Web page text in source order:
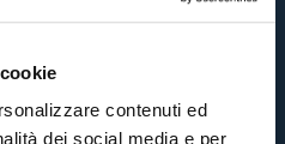
contenuti ed
dei social media e per
Erick Pulgar